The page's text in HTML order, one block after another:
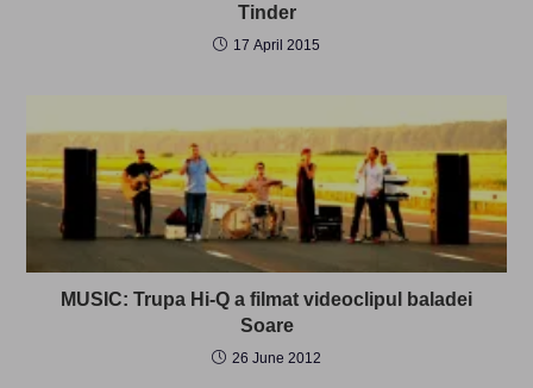
Tinder
17 April 2015
MUSIC: Trupa Hi-Q a filmat videoclipul baladei
Soare
26 June 2012